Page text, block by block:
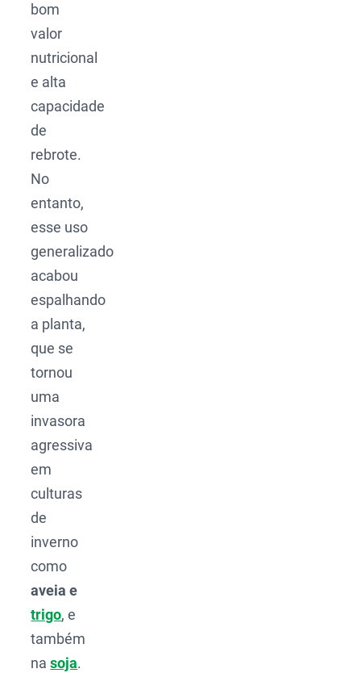
bom
valor
nutricional
e alta
capacidade
de
rebrote.
No
entanto,
esse uso
generalizado
acabou
espalhando
a planta,
que se
tornou
uma
invasora
agressiva
em
culturas
de
inverno
como
aveia e
trigo, e
também
nasoja.